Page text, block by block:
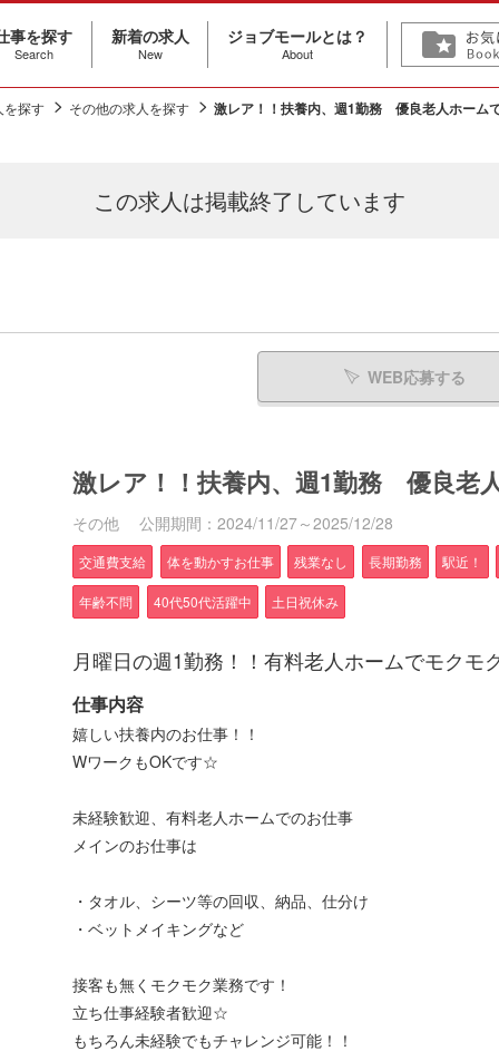
事を探す
Search
新着の求人
New
ジョブモールとは？
About
を探す その他の求人を探す 激レア！！扶養内、週1勤務 優良老人ホーム
この求人は掲載終了しています
WEB応募する
激レア！！扶養内、週1勤務 優良老
その他 公開期間：2024/11/27～2025/12/28
交通費支給 体を動かすお仕事 残業なし 長期勤務 駅近！
年齢不問 40代50代活躍中 土日祝休み
月曜日の週1勤務！！有料老人ホームでモクモ
仕事内容
嬉しい扶養内のお仕事！！
WワークもOKです☆
未経験歓迎、有料老人ホームでのお仕事
メインのお仕事は
・タオル、シーツ等の回収、納品、仕分け
・ベットメイキングなど
接客も無くモクモク業務です！
立ち仕事経験者歓迎☆
もちろん未経験でもチャレンジ可能！！